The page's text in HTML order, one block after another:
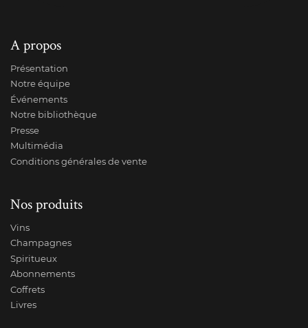
A propos
Présentation
Notre équipe
Événements
Notre bibliothèque
Presse
Multimédia
Conditions générales de vente
Nos produits
Vins
Champagnes
Spiritueux
Abonnements
Coffrets
Livres